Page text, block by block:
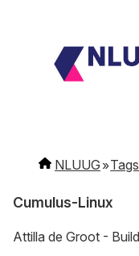
NLUUG Tags
Cumulus-Linux